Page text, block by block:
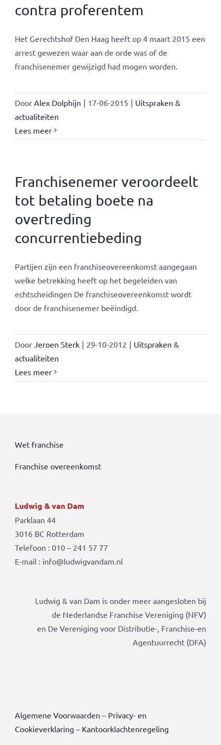
contra proferentem
Het Gerechtshof Den Haag heeft op 4 maart 2015 een
arrest gewezen waar aan de orde was of de
franchisenemer gewijzigd had mogen worden.
Door Alex Dolphijn | 17-06-2015 | Uitspraken &
actualiteiten
Lees meer
Franchisenemer veroordeelt
tot betaling boete na
overtreding
concurrentiebeding
Partijen zijn een franchiseovereenkomst aangegaan
welke betrekking heeft op het begeleiden van
echtscheidingen De franchiseovereenkomst wordt
door de franchisenemer beëindigd.
Door Jeroen Sterk | 29-10-2012 | Uitspraken &
actualiteiten
Lees meer
Wet franchise
Franchise overeenkomst
Ludwig & van Dam
Parklaan 44
3016 BC Rotterdam
Telefoon : 010 – 241 57 77
E-mail : info@ludwigvandam.nl
Ludwig & van Dam is onder meer aangesloten bij
de Nederlandse Franchise Vereniging (NFV)
en De Vereniging voor Distributie-, Franchise-en
Agentuurrecht (DFA)
Algemene Voorwaarden – Privacy- en
Cookieverklaring – Kantoorklachtenregeling